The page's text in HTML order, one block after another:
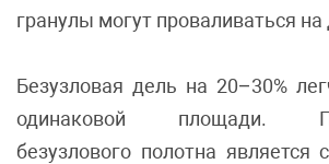
гранулы могут проваливаться на
Безузловая дель на 20–30%
одинаковой площади.
безузлового полотна является